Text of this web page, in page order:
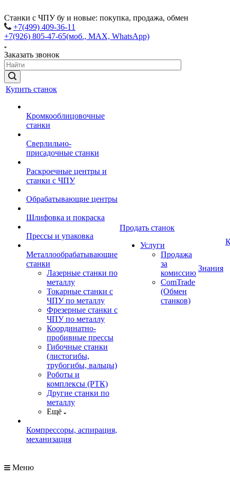
Станки с ЧПУ бу и новые: покупка, продажа, обмен
+7(499) 409-36-11
+7(926) 805-47-65(моб., MAX, WhatsApp)
Заказать звонок
Купить станок
Кромкооблицовочные
станки
Сверлильно-
присадочные станки
Раскроечные центры и
станки с ЧПУ
Обрабатывающие центры
Шлифовка и покраска
Прессы и упаковка
Металлообрабатывающие
станки
Лазерные станки по
металлу
Токарные станки с
ЧПУ по металлу
Фрезерные станки с
ЧПУ по металлу
Координатно-
пробивные прессы
Гибочные станки
(листогибы,
трубогибы, вальцы)
Роботы и
комплексы (РТК)
Другие станки по
металлу
Ещё
Компрессоры, аспирация,
механизация
Продать станок
Услуги
Продажа
за
комиссию
ComTrade
(Обмен
станков)
Знания
Меню